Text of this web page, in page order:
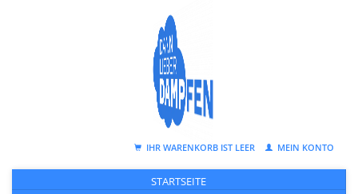
IHR WARENKORB IST LEER MEIN KONTO
STARTSEITE